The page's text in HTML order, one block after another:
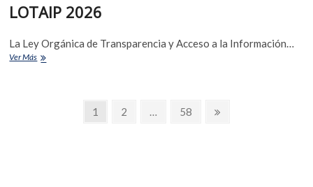
LOTAIP 2026
La Ley Orgánica de Transparencia y Acceso a la Información…
Ver Más
1 2 … 58